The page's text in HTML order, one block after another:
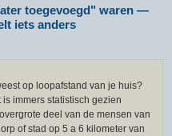
toegevoegd" waren —
iets anders
op loopafstand van je huis?
immers statistisch gezien
deel van de mensen van
of stad op 5 a 6 kilometer van